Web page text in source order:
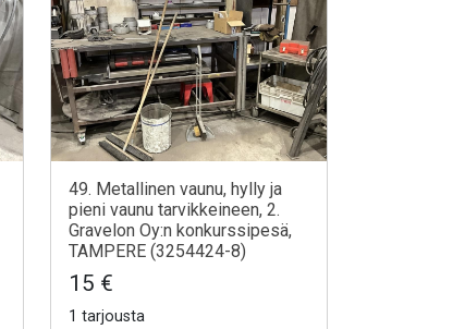
49. Metallinen vaunu, hylly ja
pieni vaunu tarvikkeineen, 2.
Gravelon Oy:n konkurssipesä,
TAMPERE (3254424-8)
15 €
1 tarjousta